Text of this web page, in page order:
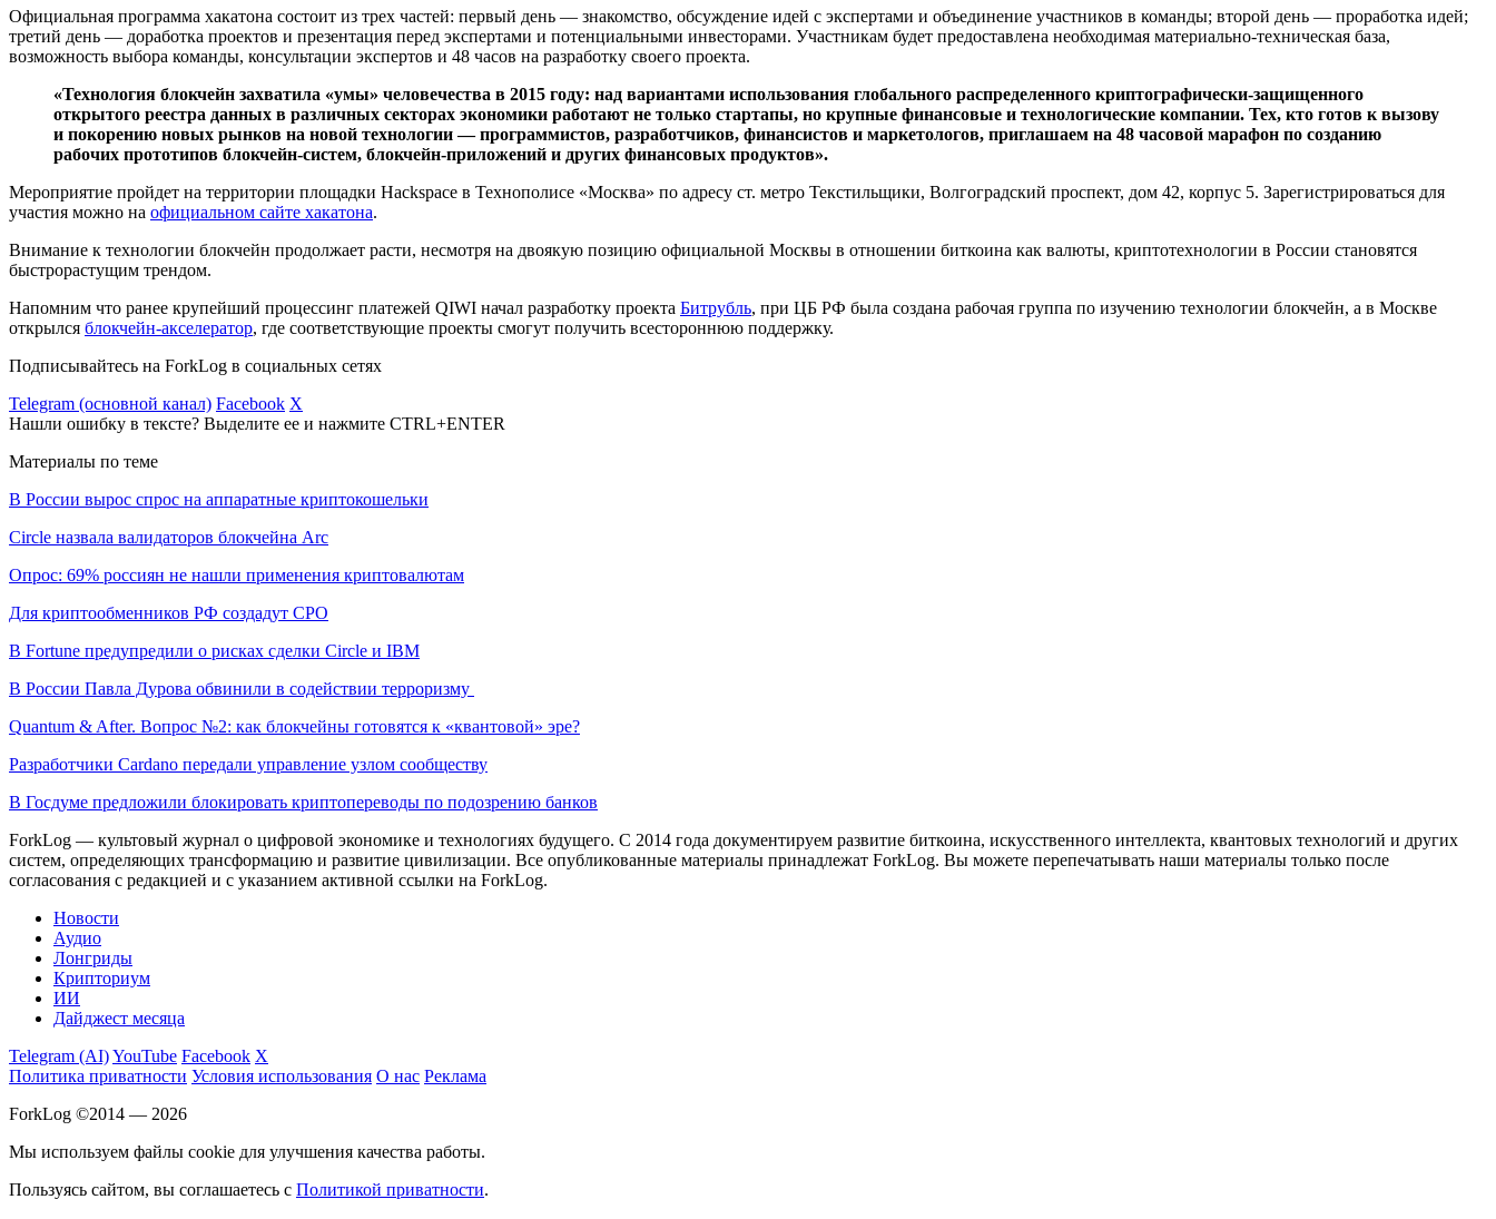
Официальная программа хакатона состоит из трех частей: первый день — знакомство, обсуждение идей с экспертами и объединение участников в команды; второй день — проработка идей;
третий день — доработка проектов и презентация перед экспертами и потенциальными инвесторами. Участникам будет предоставлена необходимая материально-техническая база,
возможность выбора команды, консультации экспертов и 48 часов на разработку своего проекта.
«Технология блокчейн захватила «умы» человечества в 2015 году: над вариантами использования глобального распределенного криптографически-защищенного
открытого реестра данных в различных секторах экономики работают не только стартапы, но крупные финансовые и технологические компании. Тех, кто готов к вызову
и покорению новых рынков на новой технологии — программистов, разработчиков, финансистов и маркетологов, приглашаем на 48 часовой марафон по созданию
рабочих прототипов блокчейн-систем, блокчейн-приложений и других финансовых продуктов».
Мероприятие пройдет на территории площадки Hackspace в Технополисе «Москва» по адресу ст. метро Текстильщики, Волгоградский проспект, дом 42, корпус 5. Зарегистрироваться для
участия можно на официальном сайте хакатона.
Внимание к технологии блокчейн продолжает расти, несмотря на двоякую позицию официальной Москвы в отношении биткоина как валюты, криптотехнологии в России становятся
быстрорастущим трендом.
Напомним что ранее крупейший процессинг платежей QIWI начал разработку проекта Битрубль, при ЦБ РФ была создана рабочая группа по изучению технологии блокчейн, а в Москве
открылся блокчейн-акселератор, где соответствующие проекты смогут получить всестороннюю поддержку.
Подписывайтесь на ForkLog в социальных сетях
Telegram (основной канал) Facebook X
Нашли ошибку в тексте? Выделите ее и нажмите CTRL+ENTER
Материалы по теме
В России вырос спрос на аппаратные криптокошельки
Circle назвала валидаторов блокчейна Arc
Опрос: 69% россиян не нашли применения криптовалютам
Для криптообменников РФ создадут СРО
В Fortune предупредили о рисках сделки Circle и IBM
В России Павла Дурова обвинили в содействии терроризму
Quantum & After. Вопрос №2: как блокчейны готовятся к «квантовой» эре?
Разработчики Cardano передали управление узлом сообществу
В Госдуме предложили блокировать криптопереводы по подозрению банков
ForkLog — культовый журнал о цифровой экономике и технологиях будущего. С 2014 года документируем развитие биткоина, искусственного интеллекта, квантовых технологий и других
систем, определяющих трансформацию и развитие цивилизации. Все опубликованные материалы принадлежат ForkLog. Вы можете перепечатывать наши материалы только после
согласования с редакцией и с указанием активной ссылки на ForkLog.
Новости
Аудио
Лонгриды
Крипториум
ИИ
Дайджест месяца
Telegram (AI)YouTube Facebook X
Политика приватности Условия использования О нас Реклама
ForkLog ©2014 — 2026
Мы используем файлы cookie для улучшения качества работы.
Пользуясь сайтом, вы соглашаетесь с Политикой приватности.